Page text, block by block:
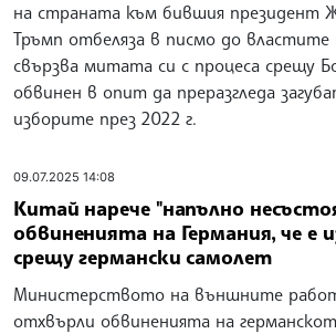
на страната към бившия президент
Тръмп отбеляза в писмо до властите
свързва митата си с процеса срещу
обвинен в опит да преразгледа
изборите през 2022 г.
09.07.2025 14:08
Китай нарече "напълно
обвиненията на Германия, че е
срещу германски самолет
Министерството на външните
отхвърли обвиненията на